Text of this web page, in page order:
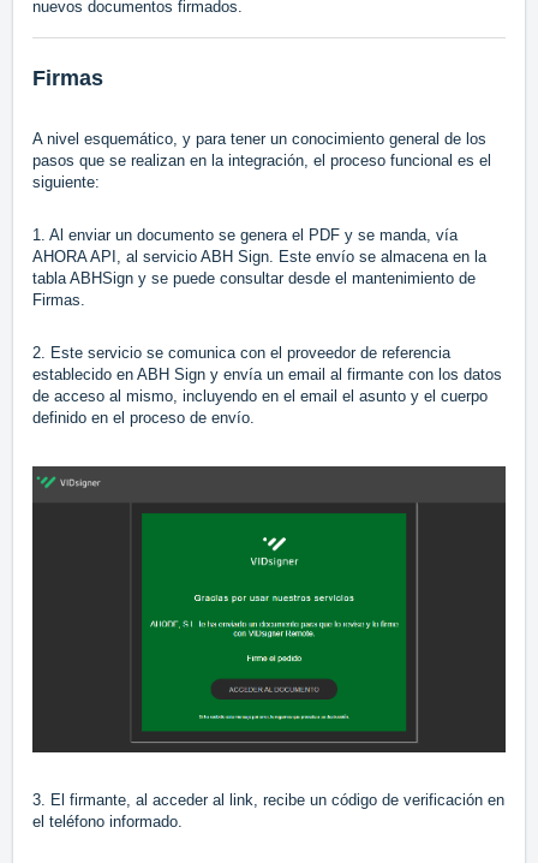
nuevos documentos firmados.
Firmas
A nivel esquemático, y para tener un conocimiento general de los
pasos que se realizan en la integración, el proceso funcional es el
siguiente:
1. Al enviar un documento se genera el PDF y se manda, vía
AHORA API, al servicio ABH Sign. Este envío se almacena en la
tabla ABHSign y se puede consultar desde el mantenimiento de
Firmas.
2. Este servicio se comunica con el proveedor de referencia
establecido en ABH Sign y envía un email al firmante con los datos
de acceso al mismo, incluyendo en el email el asunto y el cuerpo
definido en el proceso de envío.
3. El firmante, al acceder al link, recibe un código de verificación en
el teléfono informado.